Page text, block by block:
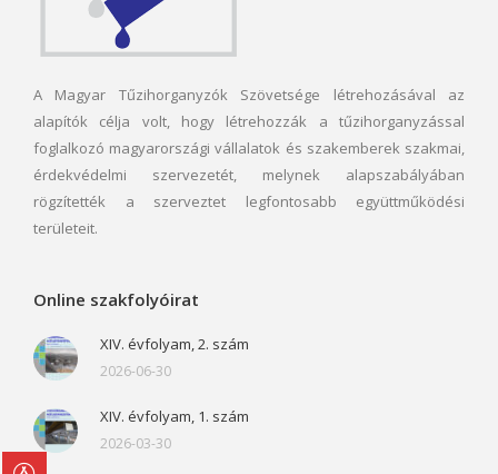
A Magyar Tűzihorganyzók Szövetsége létrehozásával az
alapítók célja volt, hogy létrehozzák a tűzihorganyzással
foglalkozó magyarországi vállalatok és szakemberek szakmai,
érdekvédelmi szervezetét, melynek alapszabályában
rögzítették a szerveztet legfontosabb együttműködési
területeit.
Online szakfolyóirat
XIV. évfolyam, 2. szám
2026-06-30
XIV. évfolyam, 1. szám
2026-03-30